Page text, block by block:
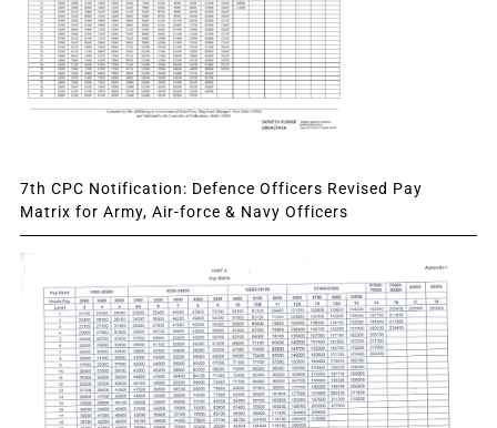
7th CPC Notification: Defence Officers Revised Pay
Matrix for Army, Air-force & Navy Officers